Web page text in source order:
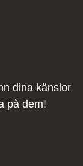
dina känslor
på dem!